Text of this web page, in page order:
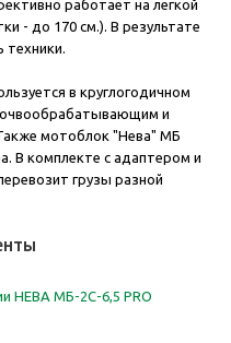
работает на легкой
- до 170 см.). В результате
техники.
в круглогодичном
и
мотоблок "Нева" МБ
В комплекте с адаптером и
грузы разной
НЕВА МБ-2С-6,5 PRO